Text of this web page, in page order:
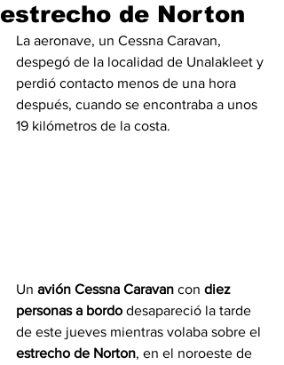
estrecho de Norton
La aeronave, un Cessna Caravan,
despegó de la localidad de Unalakleet y
perdió contacto menos de una hora
después, cuando se encontraba a unos
19 kilómetros de la costa.
Un avión Cessna Caravan con diez
personas a bordo desapareció la tarde
de este jueves mientras volaba sobre el
estrecho de Norton, en el noroeste de